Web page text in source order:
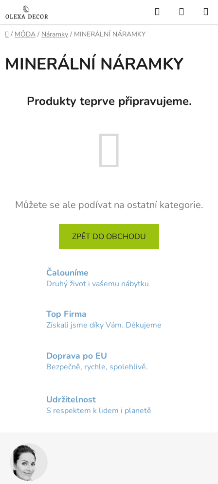
na
obsah
Hledat
KOŠÍK
Domů
/ MÓDA / Náramky / MINERÁLNÍ NÁRAMKY
MINERÁLNÍ NÁRAMKY
Produkty teprve připravujeme.
Můžete se ale podívat na ostatní kategorie.
ZPĚT DO OBCHODU
Čalouníme
Druhý život i vašemu nábytku
Top Firma
Získali jsme díky Vám. Děkujeme
Doprava po EU
Bezpečně, rychle, spolehlivě.
Udržitelnost
S respektem k lidem i planetě